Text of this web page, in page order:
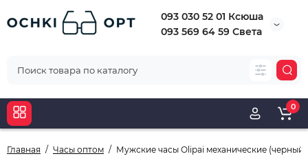
093 030 52 01 Ксюша
093 569 64 59 Света
0
Главная Часы оптом Мужские часы Olipai механические